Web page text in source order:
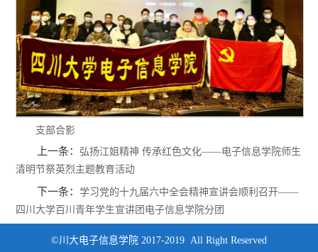
支部合影
上一条： 弘扬江姐精神 传承红色文化——电子信息学院师生
清明节祭英烈主题教育活动
下一条：学习党的十九届六中全会精神宣讲会顺利召开——
四川大学百川青年学生宣讲团电子信息学院分团
©川大电子信息学院 2017-2019 All Right Reserved